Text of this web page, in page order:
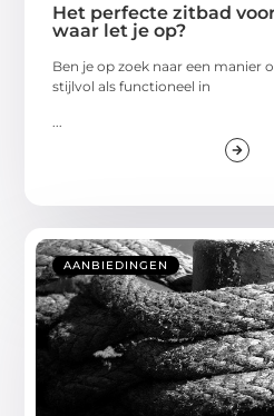
Het perfecte zitbad
waar let je op?
Ben je op zoek naar een manier
stijlvol als functioneel in
...
AANBIEDINGEN